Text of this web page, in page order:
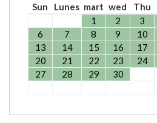
Sun
Lunes mart wed Thu
1
2 3
6
7 8 9 10
13
14 15 16 17
20
21 22 23 24
27
28 29 30